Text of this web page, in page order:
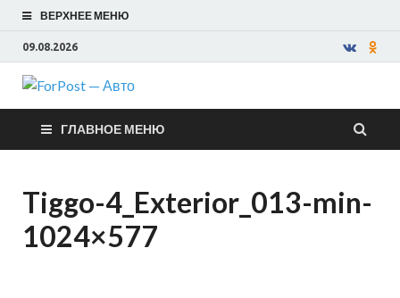
ВЕРХНЕЕ МЕНЮ
09.08.2026
ForPost —
Авто
ГЛАВНОЕ МЕНЮ
Tiggo-4_Exterior_013-min-
1024×577